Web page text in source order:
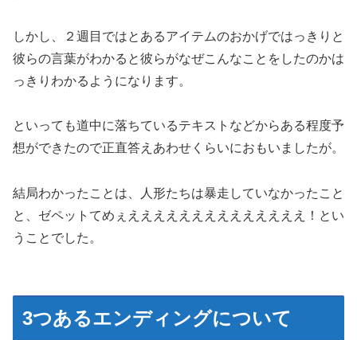
しかし、２週目ではとあるアイテムのおかげではっきりと
彼らの言葉がわかると彼らがなぜこんなことをしたのかは
っきりわかるようになります。
といっても道中に落ちているテキストなどからある程度予
想ができたので正直答えあわせくらいにおもいましたが。
結局わかったことは、人形たちは暴走していなかったこと
と、ゼペットてめぇええええええええええええええ！とい
うことでした。
3つあるエンディングについて